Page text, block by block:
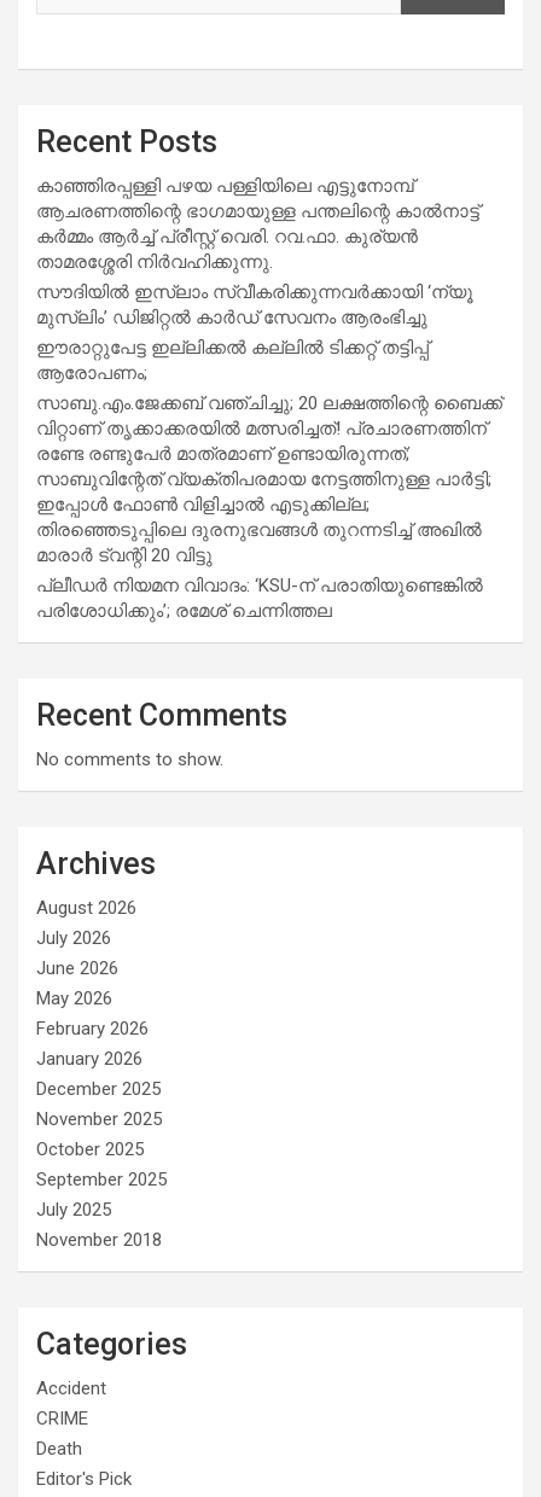
Recent Posts
കാഞ്ഞിരപ്പള്ളി പഴയ പള്ളിയിലെ എട്ടുനോമ്പ്
ആചരണത്തിന്റെ ഭാഗമായുള്ള പന്തലിന്റെ കാൽനാട്ട്
കർമ്മം ആർച്ച് പ്രീസ്റ്റ് വെരി. റവ.ഫാ. കുര്യൻ
താമരശ്ശേരി നിർവഹിക്കുന്നു.
സൗദിയില്‍ ഇസ്‌ലാം സ്വീകരിക്കുന്നവര്‍ക്കായി ‘ന്യൂ
മുസ്ലിം’ ഡിജിറ്റല്‍ കാര്‍ഡ് സേവനം ആരംഭിച്ചു
ഈരാറ്റുപേട്ട ഇല്ലിക്കൽ കല്ലിൽ ടിക്കറ്റ് തട്ടിപ്പ്
ആരോപണം;
സാബു.എം.ജേക്കബ് വഞ്ചിച്ചു; 20 ലക്ഷത്തിന്റെ ബൈക്ക്
വിറ്റാണ് തൃക്കാക്കരയില്‍ മത്സരിച്ചത്! പ്രചാരണത്തിന്
രണ്ടേ രണ്ടുപേര്‍ മാത്രമാണ് ഉണ്ടായിരുന്നത്;
സാബുവിന്റേത് വ്യക്തിപരമായ നേട്ടത്തിനുള്ള പാര്‍ട്ടി;
ഇപ്പോള്‍ ഫോണ്‍ വിളിച്ചാല്‍ എടുക്കില്ല;
തിരഞ്ഞെടുപ്പിലെ ദുരനുഭവങ്ങള്‍ തുറന്നടിച്ച് അഖില്‍
മാരാര്‍ ട്വന്റി 20 വിട്ടു
പ്ലീഡർ നിയമന വിവാദം: ‘KSU-ന് പരാതിയുണ്ടെങ്കിൽ
പരിശോധിക്കും’; രമേശ് ചെന്നിത്തല
Recent Comments
No comments to show.
Archives
August 2026
July 2026
June 2026
May 2026
February 2026
January 2026
December 2025
November 2025
October 2025
September 2025
July 2025
November 2018
Categories
Accident
CRIME
Death
Editor's Pick